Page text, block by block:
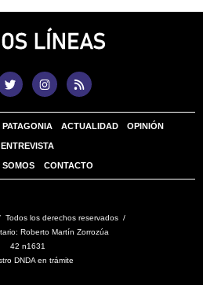
PATAGONIA ACTUALIDAD OPINIÓN
ENTREVISTA
SOMOS CONTACTO
los derechos reservados /
Roberto Martín Zorrozúa
42 n1631
DNDA en trámite